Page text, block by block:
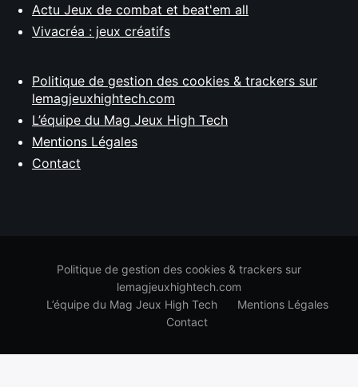
Actu Jeux de combat et beat'em all
Vivacréa : jeux créatifs
Politique de gestion des cookies & trackers sur
lemagjeuxhightech.com
L’équipe du Mag Jeux High Tech
Mentions Légales
Contact
Politique de gestion des cookies & trackers sur
lemagjeuxhightech.com
L’équipe du Mag Jeux High Tech
Mentions Légales
Contact